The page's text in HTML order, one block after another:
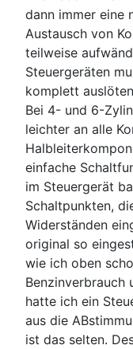
dann immer eine
Austausch von
teilweise
Steuergeräten
komplett
Bei 4- und 6-
leichter an alle
einfache
im Steuergerät
Schaltpunkten,
Widerständen
original so
wie ich oben
Benzinverbrauch
hatte ich ein
aus die
ist das selten.